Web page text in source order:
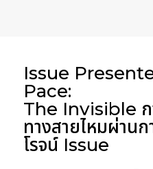
Issue
Pace:
The Invisible ก
ทางสายไหมผ่าน
โรจน์ Issue